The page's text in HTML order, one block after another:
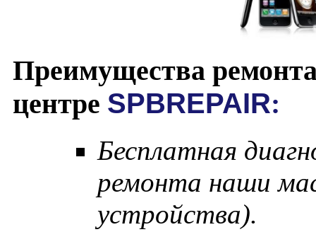
Преимущества
центре SPBREPAIR:
Бесплатная
ремонта наши
устройства).